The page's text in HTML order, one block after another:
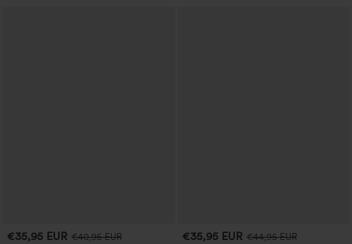
€35,95 EUR €40,95 EUR
€35,95 EUR €44,95 EUR